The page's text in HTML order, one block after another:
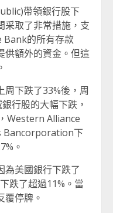
帶領銀行股下
采取了非常措施，支
的所有存款
供額外的資金。但這
周下跌了33%後，周
行股的大幅下跌，
Western Alliance
Bancorporation下
。
為美國銀行下跌了
跌了超過11%。當
覆停牌。